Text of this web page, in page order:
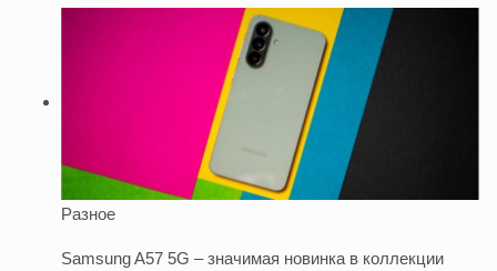
Разное
Samsung A57 5G – значимая новинка в коллекции